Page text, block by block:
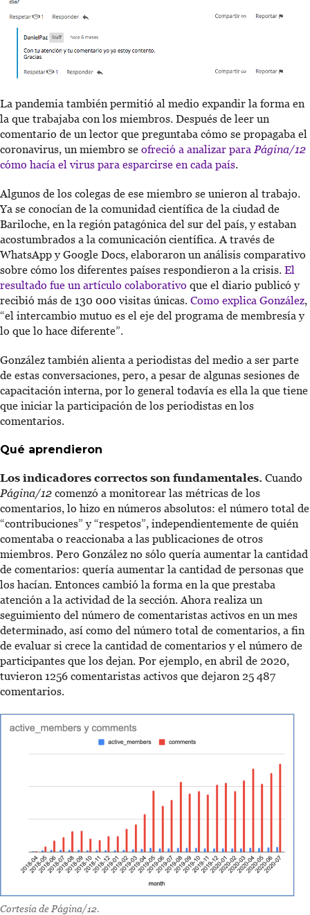
La pandemia también permitió al medio expandir la forma en
la que trabajaba con los miembros. Después de leer un
comentario de un lector que preguntaba cómo se propagaba el
coronavirus, un miembro se ofreció a analizar paraPágina/12
cómo hacía el virus para esparcirse en cada país.
Algunos de los colegas de ese miembro se unieron al trabajo.
Ya se conocían de la comunidad científica de la ciudad de
Bariloche, en la región patagónica del sur del país, y estaban
acostumbrados a la comunicación científica. A través de
WhatsApp y Google Docs, elaboraron un análisis comparativo
sobre cómo los diferentes países respondieron a la crisis. El
resultado fue un artículo colaborativo que el diario publicó y
recibió más de 130 000 visitas únicas. Como explica González,
“el intercambio mutuo es el eje del programa de membresía y
lo que lo hace diferente”.
González también alienta a periodistas del medio a ser parte
de estas conversaciones, pero, a pesar de algunas sesiones de
capacitación interna, por lo general todavía es ella la que tiene
que iniciar la participación de los periodistas en los
comentarios.
Qué aprendieron
Los indicadores correctos son fundamentales. Cuando
Página/12 comenzó a monitorear las métricas de los
comentarios, lo hizo en números absolutos: el número total de
“contribuciones” y “respetos”, independientemente de quién
comentaba o reaccionaba a las publicaciones de otros
miembros. Pero González no sólo quería aumentar la cantidad
de comentarios: quería aumentar la cantidad de personas que
los hacían. Entonces cambió la forma en la que prestaba
atención a la actividad de la sección. Ahora realiza un
seguimiento del número de comentaristas activos en un mes
determinado, así como del número total de comentarios, a fin
de evaluar si crece la cantidad de comentarios y el número de
participantes que los dejan. Por ejemplo, en abril de 2020,
tuvieron 1256 comentaristas activos que dejaron 25 487
comentarios.
Cortesía de Página/12.